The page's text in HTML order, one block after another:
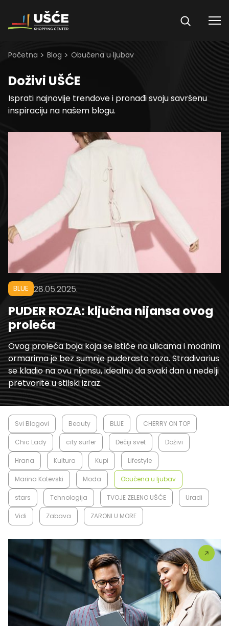
Skip to content
Početna > Blog > Obučena u ljubav
Doživi UŠĆE
Isprati najnovije trendove i pronađi svoju savršenu
inspiraciju na našem blogu.
BLUE 28.05.2025.
PUDER ROZA: ključna nijansa ovog
proleća
Ovog proleća boja koja se ističe na ulicama i modnim
ormarima je bez sumnje puderasto roza. Stradivarius
se kladio na ovu nijansu, idealnu da svaki dan u nedelji
pretvorite u stilski izraz.
Svi Blogovi Beauty BLUE CHERRY ON TOP
Chic Lady city surfer Dečiji svet Doživi
Hrana Kultura Kupi Lifestyle
Marina Kotevski Moda Obučena u ljubav
stars Tehnologija TVOJE ZELENO UŠĆE Uradi
Vidi Zabava ZARONI U MORE